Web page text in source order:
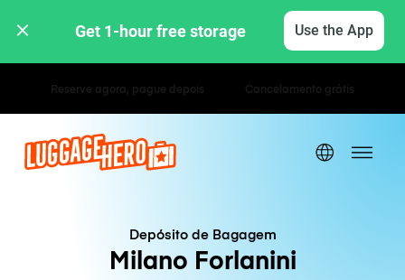
Get 1-hour free storage Use the App
Tarifas horárias / diárias
Depósito de Bagagem
Milano Forlanini